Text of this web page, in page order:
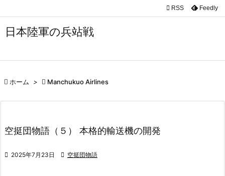
日本陸軍の兵站戦

 RSS Feedly
 ホーム >  Manchukuo Airlines
空挺団物語（５） 本格的輸送機の開発
 2025年7月23日  空挺団物語